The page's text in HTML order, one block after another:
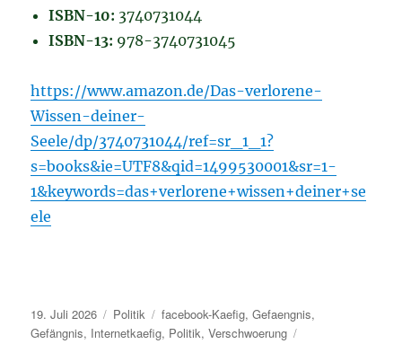
ISBN-10: 3740731044
ISBN-13: 978-3740731045
https://www.amazon.de/Das-verlorene-
Wissen-deiner-
Seele/dp/3740731044/ref=sr_1_1?
s=books&ie=UTF8&qid=1499530001&sr=1-
1&keywords=das+verlorene+wissen+deiner+se
ele
Veröffentlicht
am
19. Juli 2026 Kategorien
Politik Schlagwörter
facebook-Kaefig,Gefaengnis,
Gefängnis, Internetkaefig, Politik,Verschwoerung